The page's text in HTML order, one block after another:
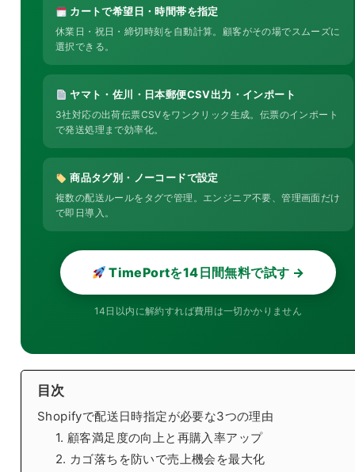
カートで希望日・時間帯を指定
休業日・祝日・締切時刻を自動計算。顧客がその場でスムーズに
選択できる。
ヤマト・佐川・日本郵便CSV出力・インポート
3社対応の出荷伝票CSVをワンクリック生成。伝票のインポート
で発送処理まで効率化。
商品タグ別・ノーコードで設定
複数の配送ルールをタグで管理。エンジニア不要、管理画面だけ
で即日導入。
TimePortを14日間無料で試す →
14日以内に解約すれば費用は一切かかりません
目次
Shopifyで配送日時指定が必要な3つの理由
1. 顧客満足度の向上と再購入率アップ
2. カゴ落ちを防いで売上機会を最大化